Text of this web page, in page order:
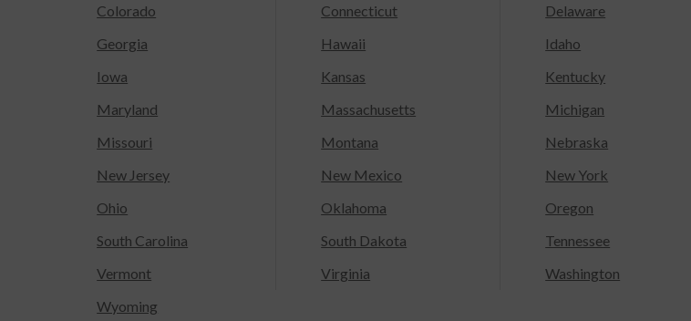
Colorado
Connecticut Delaware
Georgia
Hawaii Idaho
Iowa
Kansas Kentucky
Maryland
Massachusetts Michigan
Missouri
Montana Nebraska
New Jersey
New Mexico New York
Ohio
Oklahoma Oregon
South Carolina
South Dakota Tennessee
Vermont
Virginia Washington
Wyoming